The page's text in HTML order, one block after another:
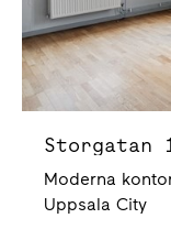
Moderna
Uppsala City